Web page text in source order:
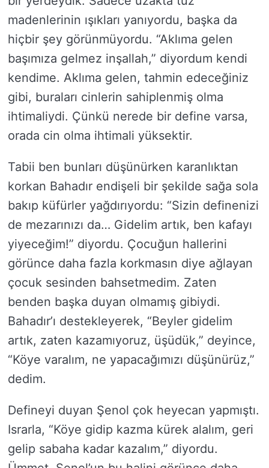
madenlerinin ışıkları yanıyordu, başka da
hiçbir şey görünmüyordu. “Aklıma gelen
başımıza gelmez inşallah,” diyordum kendi
kendime. Aklıma gelen, tahmin edeceğiniz
gibi, buraları cinlerin sahiplenmiş olma
ihtimaliydi. Çünkü nerede bir define varsa,
orada cin olma ihtimali yüksektir.
Tabii ben bunları düşünürken karanlıktan
korkan Bahadır endişeli bir şekilde sağa sola
bakıp küfürler yağdırıyordu: “Sizin definenizi
de mezarınızı da… Gidelim artık, ben kafayı
yiyeceğim!” diyordu. Çocuğun hallerini
görünce daha fazla korkmasın diye ağlayan
çocuk sesinden bahsetmedim. Zaten
benden başka duyan olmamış gibiydi.
Bahadır’ı destekleyerek, “Beyler gidelim
artık, zaten kazamıyoruz, üşüdük,” deyince,
“Köye varalım, ne yapacağımızı düşünürüz,”
dedim.
Defineyi duyan Şenol çok heyecan yapmıştı.
Israrla, “Köye gidip kazma kürek alalım, geri
gelip sabaha kadar kazalım,” diyordu.